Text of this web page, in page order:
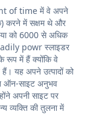
of time में वे अपने
करने में सक्षम थे और
को 6000 से अधिक
powr स्लाइडर
रूप में हैं क्योंकि वे
यह अपने उत्पादों को
ऑन-साइट अनुभव
अपनी साइट पर
व्यक्ति की तुलना में